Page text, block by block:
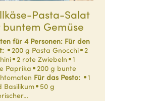
Pasta-Salat
buntem Gemüse
für 4 Personen: Für den
200 g Pasta Gnocchi
2
2 rote Zwiebeln
1
Paprika
200 g bunte
Für das Pesto:
1
Basilikum
50 g